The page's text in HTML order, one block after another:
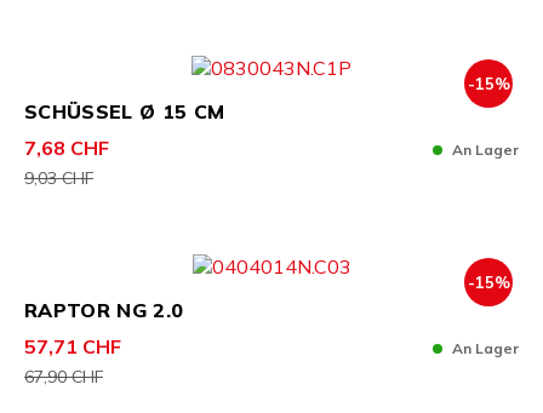
SCHÜSSEL Ø 15 CM
7,68 CHF
-15%
9,03 CHF
An Lager
RAPTOR NG 2.0
57,71 CHF
-15%
67,90 CHF
An Lager